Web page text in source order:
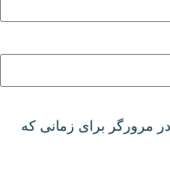
مرورگر برای زمانی که